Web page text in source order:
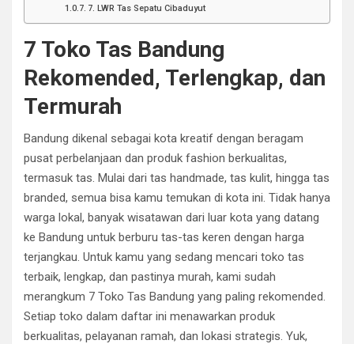
7. LWR Tas Sepatu Cibaduyut
7 Toko Tas Bandung
Rekomended, Terlengkap, dan
Termurah
Bandung dikenal sebagai kota kreatif dengan beragam
pusat perbelanjaan dan produk fashion berkualitas,
termasuk tas. Mulai dari tas handmade, tas kulit, hingga tas
branded, semua bisa kamu temukan di kota ini. Tidak hanya
warga lokal, banyak wisatawan dari luar kota yang datang
ke Bandung untuk berburu tas-tas keren dengan harga
terjangkau. Untuk kamu yang sedang mencari toko tas
terbaik, lengkap, dan pastinya murah, kami sudah
merangkum 7 Toko Tas Bandung yang paling rekomended.
Setiap toko dalam daftar ini menawarkan produk
berkualitas, pelayanan ramah, dan lokasi strategis. Yuk,